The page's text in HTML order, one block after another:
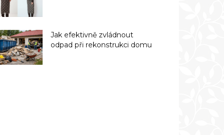
Jak efektivně zvládnout
odpad při rekonstrukci domu